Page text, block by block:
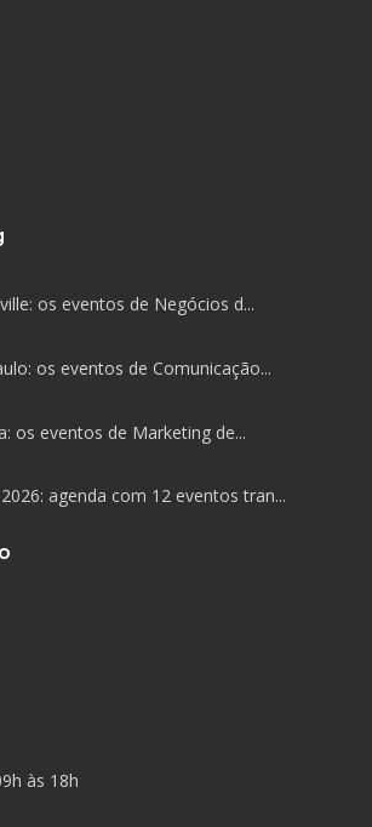
os eventos de Negócios d...
os eventos de Comunicação...
os eventos de Marketing de...
agenda com 12 eventos tran...
às 18h